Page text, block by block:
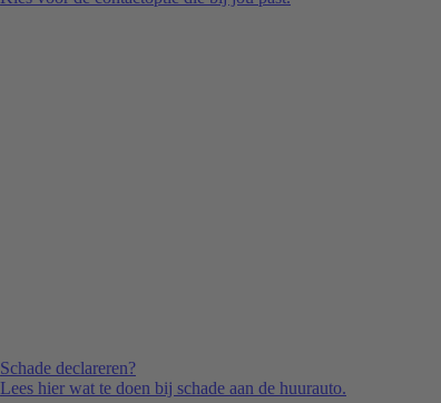
Schade declareren?
Lees hier wat te doen bij schade aan de huurauto.